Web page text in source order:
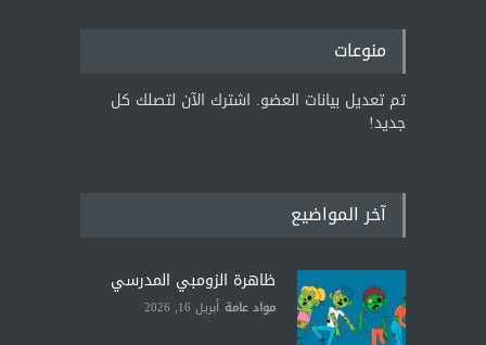
منوعات
تم تعديل بيانات العضو. اشترك الآن لتصلك كل
جديد!
آخر المواضيع
ظاهرة الزومبي المدرسي
مواد عامة أبريل 16, 2026